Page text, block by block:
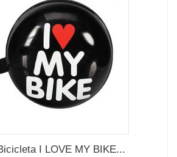
I LOVE MY BIKE...